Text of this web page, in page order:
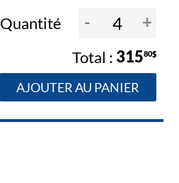
Quantité - +
31580$
AJOUTER AU PANIER